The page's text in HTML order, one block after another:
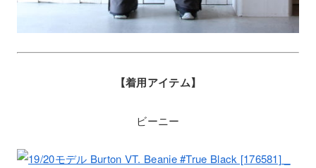
【着用アイテム】
ビーニー